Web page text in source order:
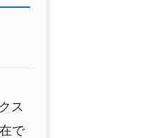
ス
で